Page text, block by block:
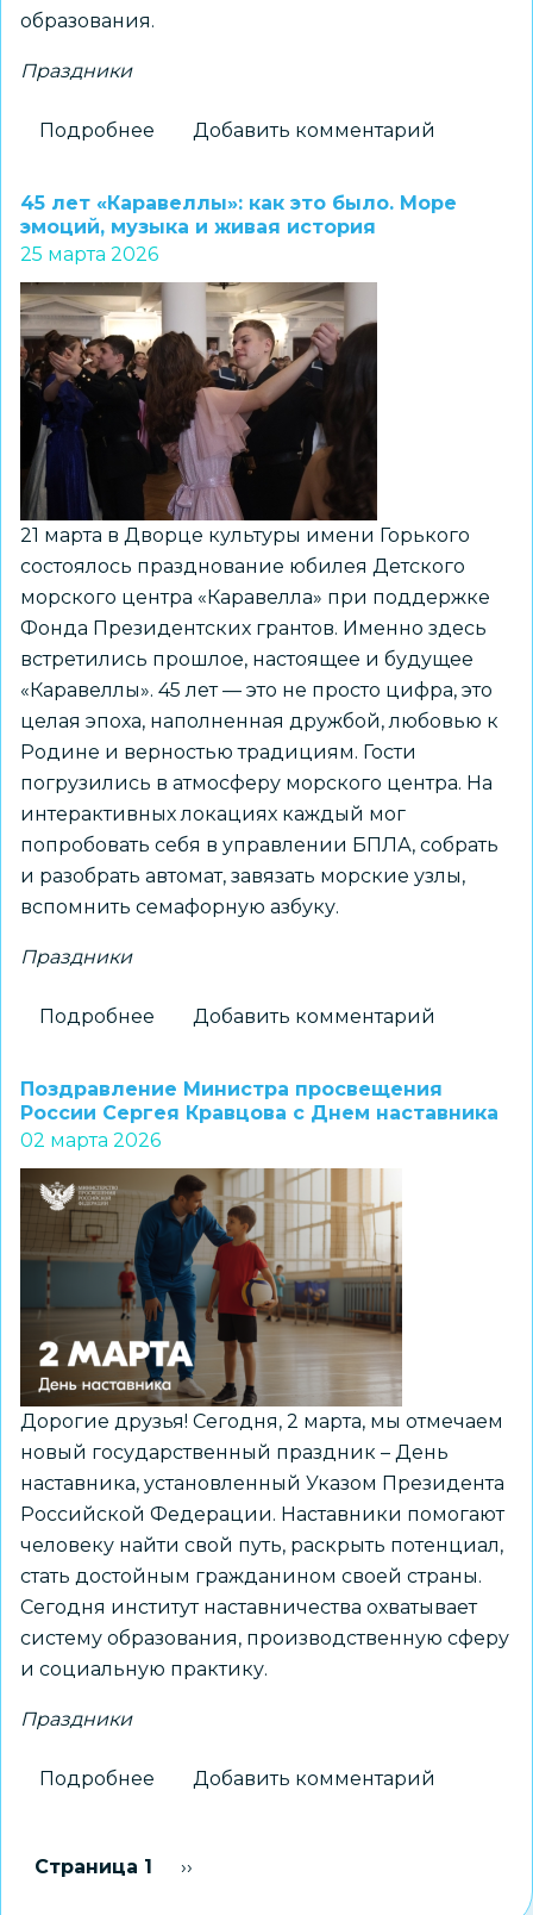
образования.
Праздники
Подробнее
юбилей
Городского
отдела
народного
образования
отметили
Новосибирске
Добавить комментарий
45 лет «Каравеллы»: как это было. Море
эмоций, музыка и живая история
25 марта 2026
21 марта в Дворце культуры имени Горького
состоялось празднование юбилея Детского
морского центра «Каравелла» при поддержке
Фонда Президентских грантов. Именно здесь
встретились прошлое, настоящее и будущее
«Каравеллы». 45 лет — это не просто цифра, это
целая эпоха, наполненная дружбой, любовью к
Родине и верностью традициям. Гости
погрузились в атмосферу морского центра. На
интерактивных локациях каждый мог
попробовать себя в управлении БПЛА, собрать
и разобрать автомат, завязать морские узлы,
вспомнить семафорную азбуку.
Праздники
Подробнее
лет
«Каравеллы»:
как
это
было.
Море
эмоций,
музыка
и
живая
история
Добавить комментарий
Поздравление Министра просвещения
России Сергея Кравцова с Днем наставника
02 марта 2026
Дорогие друзья! Сегодня, 2 марта, мы отмечаем
новый государственный праздник – День
наставника, установленный Указом Президента
Российской Федерации. Наставники помогают
человеку найти свой путь, раскрыть потенциал,
стать достойным гражданином своей страны.
Сегодня институт наставничества охватывает
систему образования, производственную сферу
и социальную практику.
Праздники
Подробнее
просвещения
Добавить комментарий
Нумерация
Страница 1 Следующая страница
››